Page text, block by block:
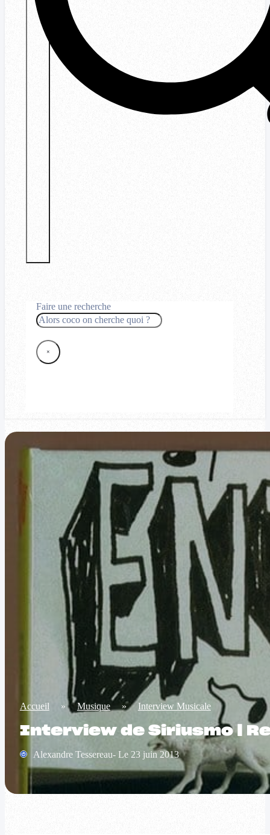
Faire une recherche
Rechercher
×
Accueil » Musique » Interview Musicale
Interview de Siriusmo |
Alexandre Tessereau- Le 23 juin 2013